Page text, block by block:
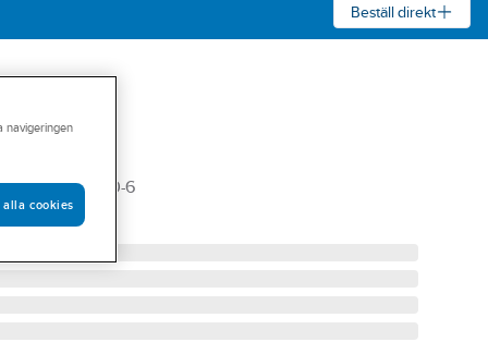
Beställ direkt
BK-330-6
navigeringen
alla cookies